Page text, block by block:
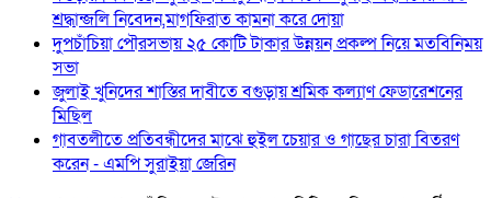
শ্রদ্ধান্জলি নিবেদন,মাগফিরাত কামনা করে দোয়া
দুপচাঁচিয়া পৌরসভায় ২৫ কোটি টাকার উন্নয়ন প্রকল্প নিয়ে মতবিনিময়
সভা
জুলাই খুনিদের শাস্তির দাবীতে বগুড়ায় শ্রমিক কল্যাণ ফেডারেশনের
মিছিল
‎গাবতলীতে প্রতিবন্ধীদের মাঝে হুইল ‎চেয়ার ও গাছের চারা বিতরণ
করেন ‎- এমপি সুরাইয়া জেরিন